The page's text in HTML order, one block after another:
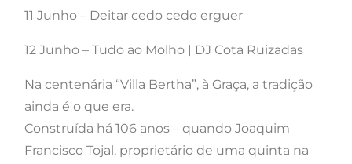
11 Junho – Deitar cedo cedo erguer
12 Junho – Tudo ao Molho | DJ Cota Ruizadas
Na centenária “Villa Bertha”, à Graça, a tradição
ainda é o que era.
Construída há 106 anos – quando Joaquim
Francisco Tojal, proprietário de uma quinta na